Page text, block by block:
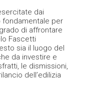
dai
fondamentale per
di affrontare
Fascetti
sia il luogo del
da investire e
le dismissioni,
dell’edilizia